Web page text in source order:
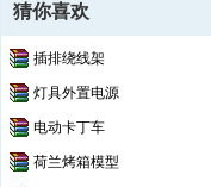
猜你喜欢
插排绕线架
灯具外置电源
电动卡丁车
荷兰烤箱模型